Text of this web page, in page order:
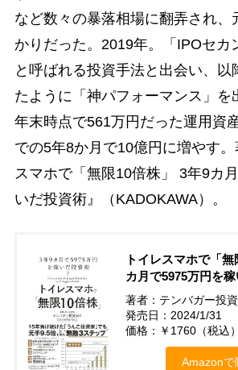
など数々の暴落相場に翻弄され、
かりだった。2019年。「IPOセカ
と呼ばれる投資手法と出会い、以
たように「神パフォーマンス」を
年末時点で561万円だった運用資
での5年8か月で10億円に増やす
スマホで「無限10倍株」 3年9カ
いだ投資術』（KADOKAWA）。
トイレスマホで「
カ月で5975万円を
著者：テンバガー投
発売日：2024/1/31
価格：￥1760（税込）
Amazonで